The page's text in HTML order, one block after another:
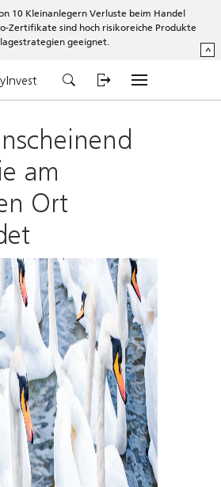
10 Kleinanlegern Verluste beim Handel
Zertifikate sind hoch risikoreiche Produkte
geeignet.
^
am
Ort